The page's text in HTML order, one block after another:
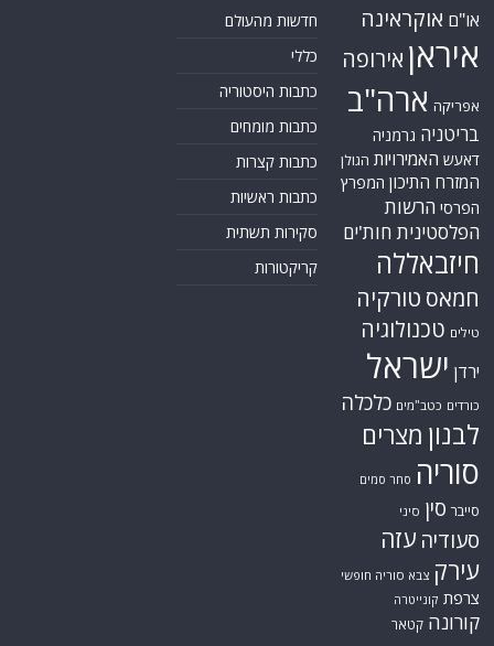
או"ם אוקראינה
איראן אירופה
אפריקה ארה"ב
בריטניה גרמניה
דאעש האמירויות הגולן
המזרח התיכון המפרץ
הפרסי הרשות
הפלסטינית חות'ים
חיזבאללה
חמאס טורקיה
טילים טכנולוגיה
ירדן ישראל
כורדים כטב"מים כלכלה
לבנון מצרים
סוריה סחר סמים
סייבר סין סיני
סעודיה עזה
עירק צבא סוריה חופשי
צרפת קונייטרה
קורונה קטאר
חדשות מהעולם
כללי
כתבות היסטוריה
כתבות מומחים
כתבות קצרות
כתבות ראשיות
סקירות תשתית
קריקטורות